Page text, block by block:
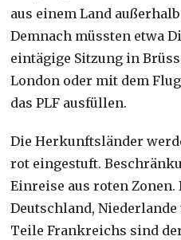
aus einem Land
Demnach müssten etwa
eintägige Sitzung in
London oder mit dem
das PLF ausfüllen.
Die Herkunftsländer
rot eingestuft.
Einreise aus roten Zonen.
Deutschland,
Teile Frankreichs sind